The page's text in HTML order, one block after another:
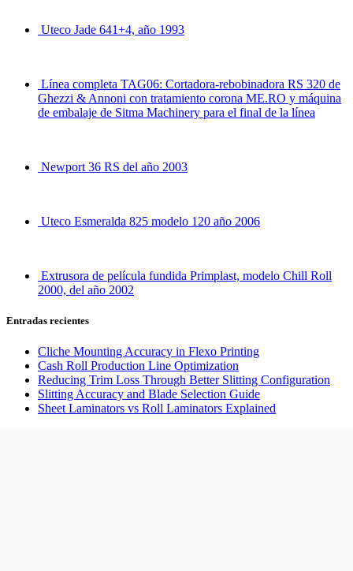
Uteco Jade 641+4, año 1993
Línea completa TAG06: Cortadora-rebobinadora RS 320 de
Ghezzi & Annoni con tratamiento corona ME.RO y máquina
de embalaje de Sitma Machinery para el final de la línea
Newport 36 RS del año 2003
Uteco Esmeralda 825 modelo 120 año 2006
Extrusora de película fundida Primplast, modelo Chill Roll
2000, del año 2002
Entradas recientes
Cliche Mounting Accuracy in Flexo Printing
Cash Roll Production Line Optimization
Reducing Trim Loss Through Better Slitting Configuration
Slitting Accuracy and Blade Selection Guide
Sheet Laminators vs Roll Laminators Explained